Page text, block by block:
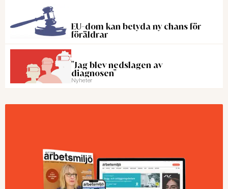
EU-dom kan betyda ny chans för
föräldrar
"Jag blev nedslagen av
diagnosen"
Nyheter